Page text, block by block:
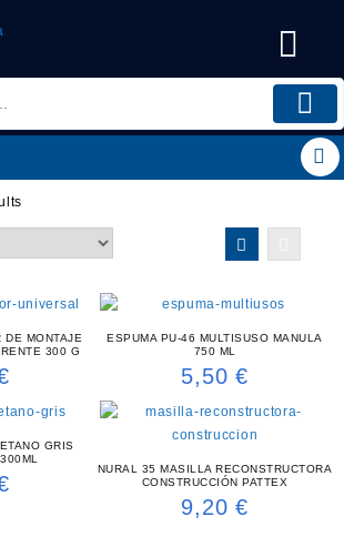
MONTAJE
300 G
ESPUMA PU-46 MULTISUSO MANULA
750 ML
5,50 €
GRIS
NURAL 35 MASILLA RECONSTRUCTORA
CONSTRUCCIÓN PATTEX
9,20 €